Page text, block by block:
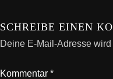
SCHREIBE EINEN
Deine E-Mail-Adresse
Kommentar *